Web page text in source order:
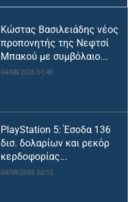
Κώστας Βασιλειάδης νέος
προπονητής της Νεφτσί
Μπακού με συμβόλαιο...
04/08/2026 01:40
PlayStation 5: Έσοδα 136
δισ. δολαρίων και ρεκόρ
κερδοφορίας...
04/08/2026 02:12